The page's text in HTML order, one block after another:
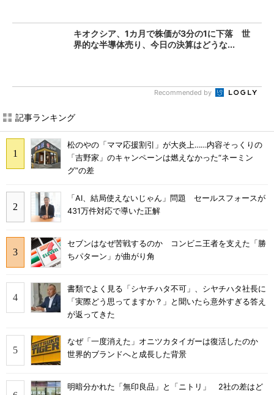
キオクシア、1カ月で株価が3分の1に下落 世
界的な半導体売り、今日の決算はどうな...
Recommended by
記事ランキング
松のやの「ママ応援割引」が大炎上……内容そっくりの
「吉野家」のキャンペーンは燃えなかった“ネーミン
グ”の差
「AI、結局使えないじゃん」問題 セールスフォースが
431万件対応で導いた正解
セブンはなぜ苦戦するのか コンビニ王者を支えた「勝
ちパターン」が曲がり角
書類でよく見る「シヤチハタ不可」、シヤチハタ社長に
「実際どう思ってますか？」と聞いたら意外すぎる答え
が返ってきた
なぜ「一度消えた」オニツカタイガーは復活したのか
世界的ブランドへと成長した背景
明暗分かれた「無印良品」と「ニトリ」 2社の差はど